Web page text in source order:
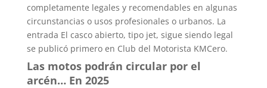
completamente legales y recomendables en algunas
circunstancias o usos profesionales o urbanos. La
entrada El casco abierto, tipo jet, sigue siendo legal
se publicó primero en Club del Motorista KMCero.
Las motos podrán circular por el
arcén… En 2025